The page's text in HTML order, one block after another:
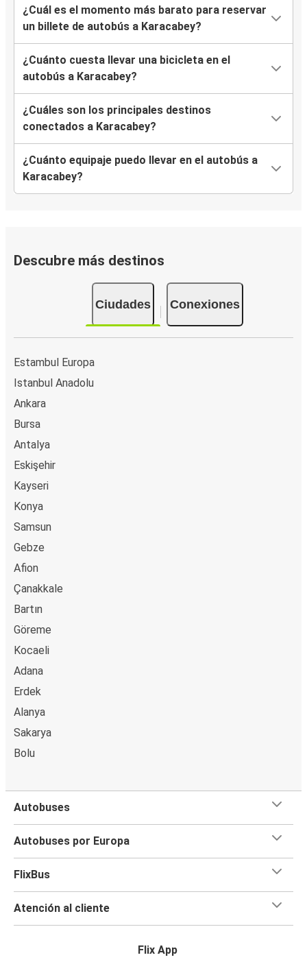
¿Cuál es el momento más barato para reservar
un billete de autobús a Karacabey?
¿Cuánto cuesta llevar una bicicleta en el
autobús a Karacabey?
¿Cuáles son los principales destinos
conectados a Karacabey?
¿Cuánto equipaje puedo llevar en el autobús a
Karacabey?
Descubre más destinos
Ciudades Conexiones
Estambul Europa
Istanbul Anadolu
Ankara
Bursa
Antalya
Eskişehir
Kayseri
Konya
Samsun
Gebze
Afion
Çanakkale
Bartın
Göreme
Kocaeli
Adana
Erdek
Alanya
Sakarya
Bolu
Autobuses
Autobuses por Europa
FlixBus
Atención al cliente
Flix App